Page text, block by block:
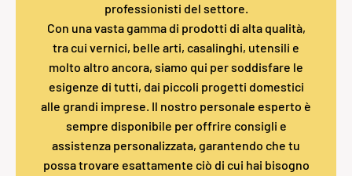
professionisti del settore.
Con una vasta gamma di prodotti di alta qualità,
tra cui vernici, belle arti, casalinghi, utensili e
molto altro ancora, siamo qui per soddisfare le
esigenze di tutti, dai piccoli progetti domestici
alle grandi imprese. Il nostro personale esperto è
sempre disponibile per offrire consigli e
assistenza personalizzata, garantendo che tu
possa trovare esattamente ciò di cui hai bisogno